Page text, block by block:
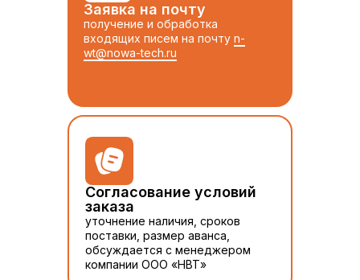
Заявка на почту
получение и обработка
входящих писем на почту n-
wt@nowa-tech.ru
Согласование условий
заказа
уточнение наличия, сроков
поставки, размер аванса,
обсуждается с менеджером
компании ООО «НВТ»